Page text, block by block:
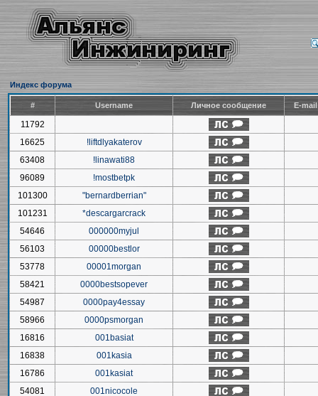
Индекс форума
# Username Личное сообщение E-
11792
16625
!liftdlyakaterov
63408
!linawati88
96089
!mostbetpk
101300
"bernardberrian"
101231
*descargarcrack
54646
000000myjul
56103
00000bestlor
53778
00001morgan
58421
0000bestsopever
54987
0000pay4essay
58966
0000psmorgan
16816
001basiat
16838
001kasia
16786
001kasiat
54081
001nicocole